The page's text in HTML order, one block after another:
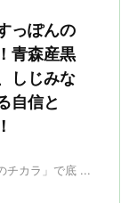
っぽんの
青森産黒
しじみな
自信と
チカラ」で底 ...